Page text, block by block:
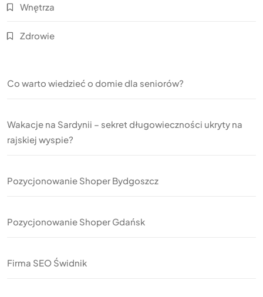
Wnętrza
Zdrowie
Co warto wiedzieć o domie dla seniorów?
Wakacje na Sardynii – sekret długowieczności ukryty na
rajskiej wyspie?
Pozycjonowanie Shoper Bydgoszcz
Pozycjonowanie Shoper Gdańsk
Firma SEO Świdnik